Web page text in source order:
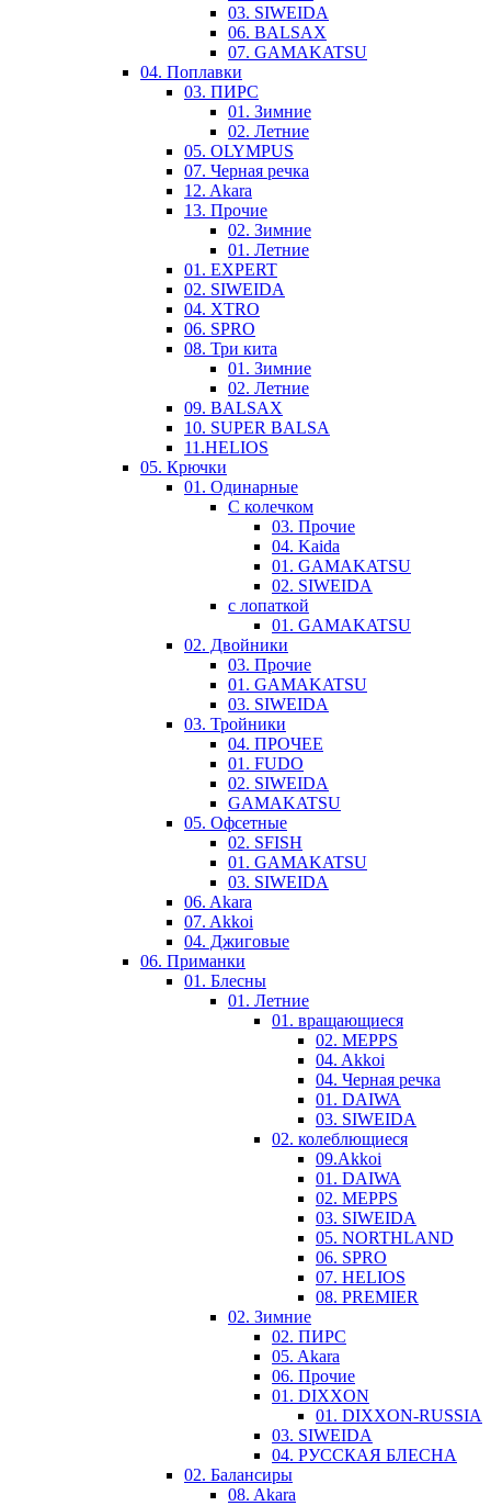
03. SIWEIDA
06. BALSAX
07. GAMAKATSU
04. Поплавки
03. ПИРС
01. Зимние
02. Летние
05. OLYMPUS
07. Черная речка
12. Akara
13. Прочие
02. Зимние
01. Летние
01. EXPERT
02. SIWEIDA
04. XTRO
06. SPRO
08. Три кита
01. Зимние
02. Летние
09. BALSAX
10. SUPER BALSA
11.HELIOS
05. Крючки
01. Одинарные
С колечком
03. Прочие
04. Kaida
01. GAMAKATSU
02. SIWEIDA
с лопаткой
01. GAMAKATSU
02. Двойники
03. Прочие
01. GAMAKATSU
03. SIWEIDA
03. Тройники
04. ПРОЧЕЕ
01. FUDO
02. SIWEIDA
GAMAKATSU
05. Офсетные
02. SFISH
01. GAMAKATSU
03. SIWEIDA
06. Akara
07. Akkoi
04. Джиговые
06. Приманки
01. Блесны
01. Летние
01. вращающиеся
02. MEPPS
04. Akkoi
04. Черная речка
01. DAIWA
03. SIWEIDA
02. колеблющиеся
09.Akkoi
01. DAIWA
02. MEPPS
03. SIWEIDA
05. NORTHLAND
06. SPRO
07. HELIOS
08. PREMIER
02. Зимние
02. ПИРС
05. Akara
06. Прочие
01. DIXXON
01. DIXXON-RUSSIA
03. SIWEIDA
04. РУССКАЯ БЛЕСНА
02. Балансиры
08. Akara